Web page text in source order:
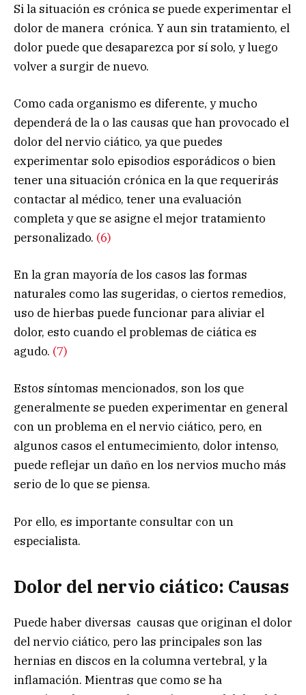
Si la situación es crónica se puede experimentar el
dolor de manera crónica. Y aun sin tratamiento, el
dolor puede que desaparezca por sí solo, y luego
volver a surgir de nuevo.
Como cada organismo es diferente, y mucho
dependerá de la o las causas que han provocado el
dolor del nervio ciático, ya que puedes
experimentar solo episodios esporádicos o bien
tener una situación crónica en la que requerirás
contactar al médico, tener una evaluación
completa y que se asigne el mejor tratamiento
personalizado. (6)
En la gran mayoría de los casos las formas
naturales como las sugeridas, o ciertos remedios,
uso de hierbas puede funcionar para aliviar el
dolor, esto cuando el problemas de ciática es
agudo. (7)
Estos síntomas mencionados, son los que
generalmente se pueden experimentar en general
con un problema en el nervio ciático, pero, en
algunos casos el entumecimiento, dolor intenso,
puede reflejar un daño en los nervios mucho más
serio de lo que se piensa.
Por ello, es importante consultar con un
especialista.
Dolor del nervio ciático: Causas
Puede haber diversas causas que originan el dolor
del nervio ciático, pero las principales son las
hernias en discos en la columna vertebral, y la
inflamación. Mientras que como se ha